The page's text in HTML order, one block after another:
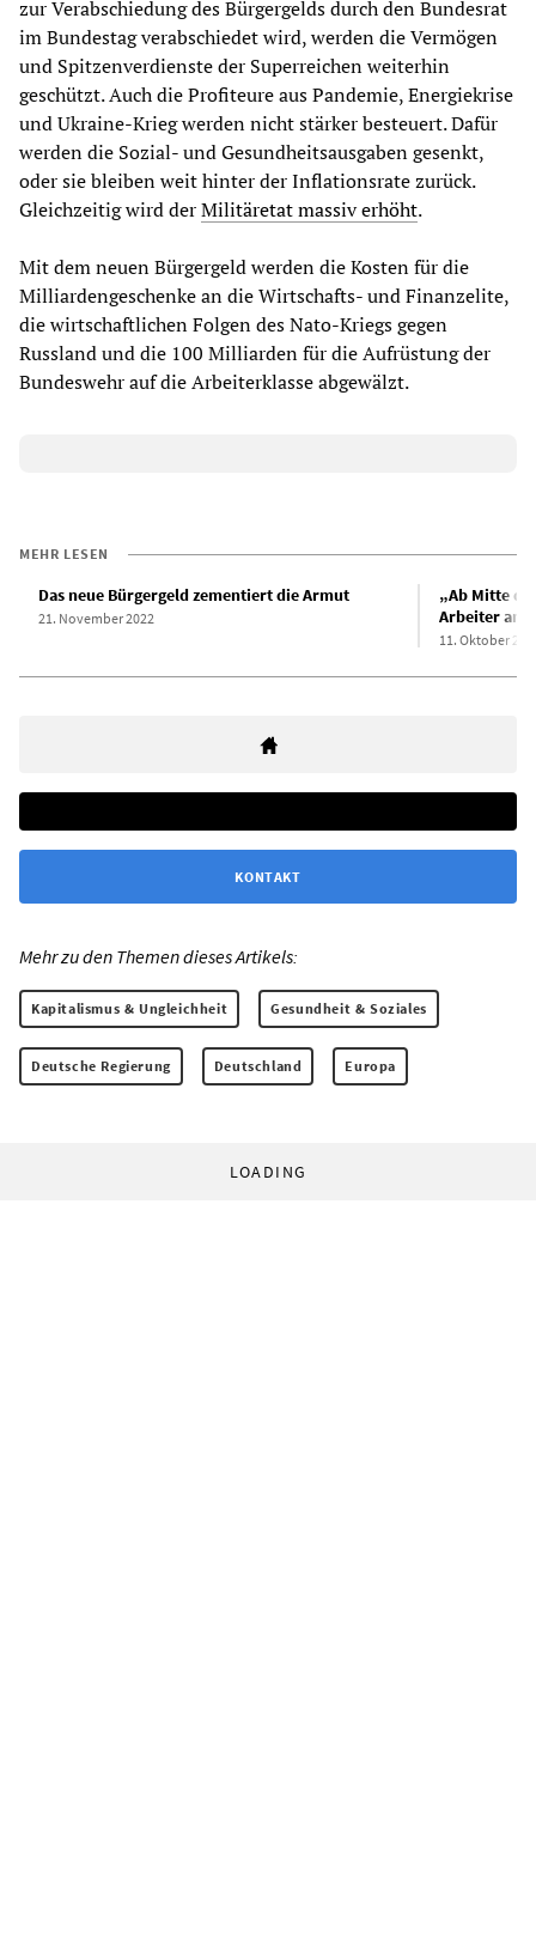
zur Verabschiedung des Bürgergelds durch den Bundesrat
im Bundestag verabschiedet wird, werden die Vermögen
und Spitzenverdienste der Superreichen weiterhin
geschützt. Auch die Profiteure aus Pandemie, Energiekrise
und Ukraine-Krieg werden nicht stärker besteuert. Dafür
werden die Sozial- und Gesundheitsausgaben gesenkt,
oder sie bleiben weit hinter der Inflationsrate zurück.
Gleichzeitig wird derMilitäretat massiv erhöht.
Mit dem neuen Bürgergeld werden die Kosten für die
Milliardengeschenke an die Wirtschafts- und Finanzelite,
die wirtschaftlichen Folgen des Nato-Kriegs gegen
Russland und die 100 Milliarden für die Aufrüstung der
Bundeswehr auf die Arbeiterklasse abgewälzt.
MEHR LESEN
Das neue Bürgergeld zementiert die Armut
21. November 2022
„Ab Mitte
Arbeiter an
11. Oktober
KONTAKT
Mehr zu den Themen dieses Artikels:
Kapitalismus & Ungleichheit Gesundheit & Soziales
Deutsche Regierung Deutschland Europa
LOADING